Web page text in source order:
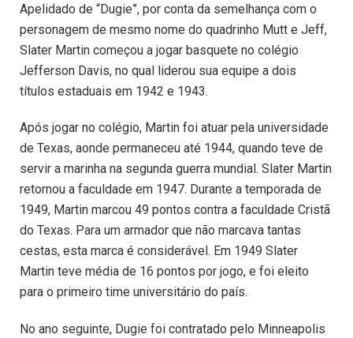
Apelidado de “Dugie”, por conta da semelhança com o
personagem de mesmo nome do quadrinho Mutt e Jeff,
Slater Martin começou a jogar basquete no colégio
Jefferson Davis, no qual liderou sua equipe a dois
títulos estaduais em 1942 e 1943.
Após jogar no colégio, Martin foi atuar pela universidade
de Texas, aonde permaneceu até 1944, quando teve de
servir a marinha na segunda guerra mundial. Slater Martin
retornou a faculdade em 1947. Durante a temporada de
1949, Martin marcou 49 pontos contra a faculdade Cristã
do Texas. Para um armador que não marcava tantas
cestas, esta marca é considerável. Em 1949 Slater
Martin teve média de 16 pontos por jogo, e foi eleito
para o primeiro time universitário do país.
No ano seguinte, Dugie foi contratado pelo Minneapolis